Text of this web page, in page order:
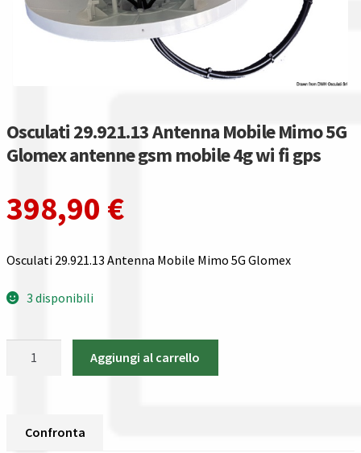
Diritto di recesso
Garanzia del produttore
Guida all’utilizzo del sito
Privacy policy
Confronta
Confronta
I nostri negozi
Spedizioni in europa
Osculati 29.921.13 Antenna Mobile Mimo 5G
Glomex antenne gsm mobile 4g wi fi gps
398,90 €
Osculati 29.921.13 Antenna Mobile Mimo 5G Glomex
3 disponibili
Mimo
Aggiungi al carrello
Confronta